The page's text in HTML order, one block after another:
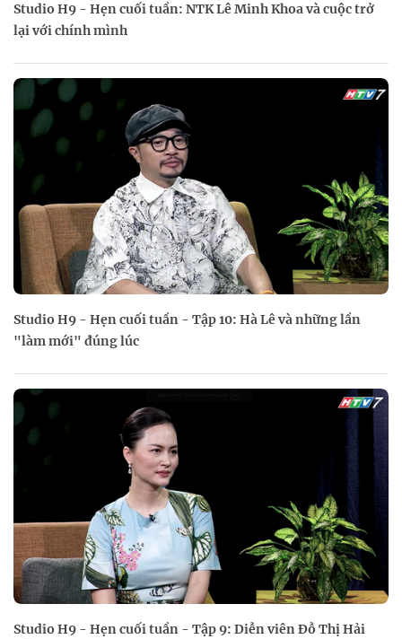
Studio H9 - Hẹn cuối tuần: NTK Lê Minh Khoa và cuộc trở
lại với chính mình
Studio H9 - Hẹn cuối tuần - Tập 10: Hà Lê và những lần
"làm mới" đúng lúc
Studio H9 - Hẹn cuối tuần - Tập 9: Diễn viên Đỗ Thị Hải